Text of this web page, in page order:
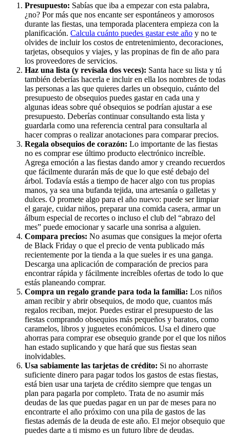
Presupuesto: Sabías que iba a empezar con esta palabra,
¿no? Por más que nos encante ser espontáneos y amorosos
durante las fiestas, una temporada placentera empieza con la
planificación. Calcula cuánto puedes gastar este año y no te
olvides de incluir los costos de entretenimiento, decoraciones,
tarjetas, obsequios y viajes, y las propinas de fin de año para
los proveedores de servicios.
Haz una lista (y revísala dos veces): Santa hace su lista y tú
también deberías hacerla e incluir en ella los nombres de todas
las personas a las que quieres darles un obsequio, cuánto del
presupuesto de obsequios puedes gastar en cada una y
algunas ideas sobre qué obsequios se podrían ajustar a ese
presupuesto. Deberías continuar consultando esta lista y
guardarla como una referencia central para consultarla al
hacer compras o realizar anotaciones para comparar precios.
Regala obsequios de corazón: Lo importante de las fiestas
no es comprar ese último producto electrónico increíble.
Agrega emoción a las fiestas dando amor y creando recuerdos
que fácilmente durarán más de que lo que esté debajo del
árbol. Todavía estás a tiempo de hacer algo con tus propias
manos, ya sea una bufanda tejida, una artesanía o galletas y
dulces. O promete algo para el año nuevo: puede ser limpiar
el garaje, cuidar niños, preparar una comida casera, armar un
álbum especial de recortes o incluso el club del “abrazo del
mes” puede emocionar y sacarle una sonrisa a alguien.
Compara precios: No asumas que consigues la mejor oferta
de Black Friday o que el precio de venta publicado más
recientemente por la tienda a la que sueles ir es una ganga.
Descarga una aplicación de comparación de precios para
encontrar rápida y fácilmente increíbles ofertas de todo lo que
estás planeando comprar.
Compra un regalo grande para toda la familia: Los niños
aman recibir y abrir obsequios, de modo que, cuantos más
regalos reciban, mejor. Puedes estirar el presupuesto de las
fiestas comprando obsequios más pequeños y baratos, como
caramelos, libros y juguetes económicos. Usa el dinero que
ahorras para comprar ese obsequio grande por el que los niños
han estado suplicando y que hará que sus fiestas sean
inolvidables.
Usa sabiamente las tarjetas de crédito: Si no ahorraste
suficiente dinero para pagar todos los gastos de estas fiestas,
está bien usar una tarjeta de crédito siempre que tengas un
plan para pagarla por completo. Trata de no asumir más
deudas de las que puedas pagar en un par de meses para no
encontrarte el año próximo con una pila de gastos de las
fiestas además de la deuda de este año. El mejor obsequio que
puedes darte a ti mismo es un futuro libre de deudas.